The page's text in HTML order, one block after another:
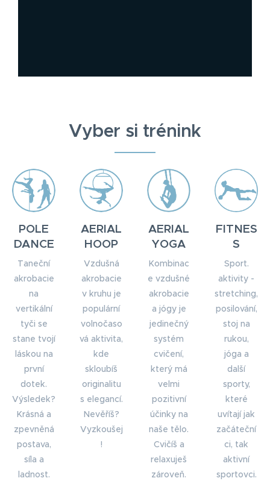
Vyber si trénink
POLE
DANCE
Taneční
akrobacie
na
vertikální
tyči se
stane tvojí
láskou na
první
dotek.
Výsledek?
Krásná a
zpevněná
postava,
síla a
ladnost.
AERIAL
HOOP
Vzdušná
akrobacie
v kruhu je
populární
volnočaso
vá aktivita,
kde
skloubíš
originalitu
s elegancí.
Nevěříš?
Vyzkoušej
!
AERIAL
YOGA
Kombinac
e vzdušné
akrobacie
a jógy je
jedinečný
systém
cvičení,
který má
velmi
pozitivní
účinky na
naše tělo.
Cvičíš a
relaxuješ
zároveň.
FITNES
S
Sport.
aktivity -
stretching,
posilování,
stoj na
rukou,
jóga a
další
sporty,
které
uvítají jak
začáteční
ci, tak
aktivní
sportovci.